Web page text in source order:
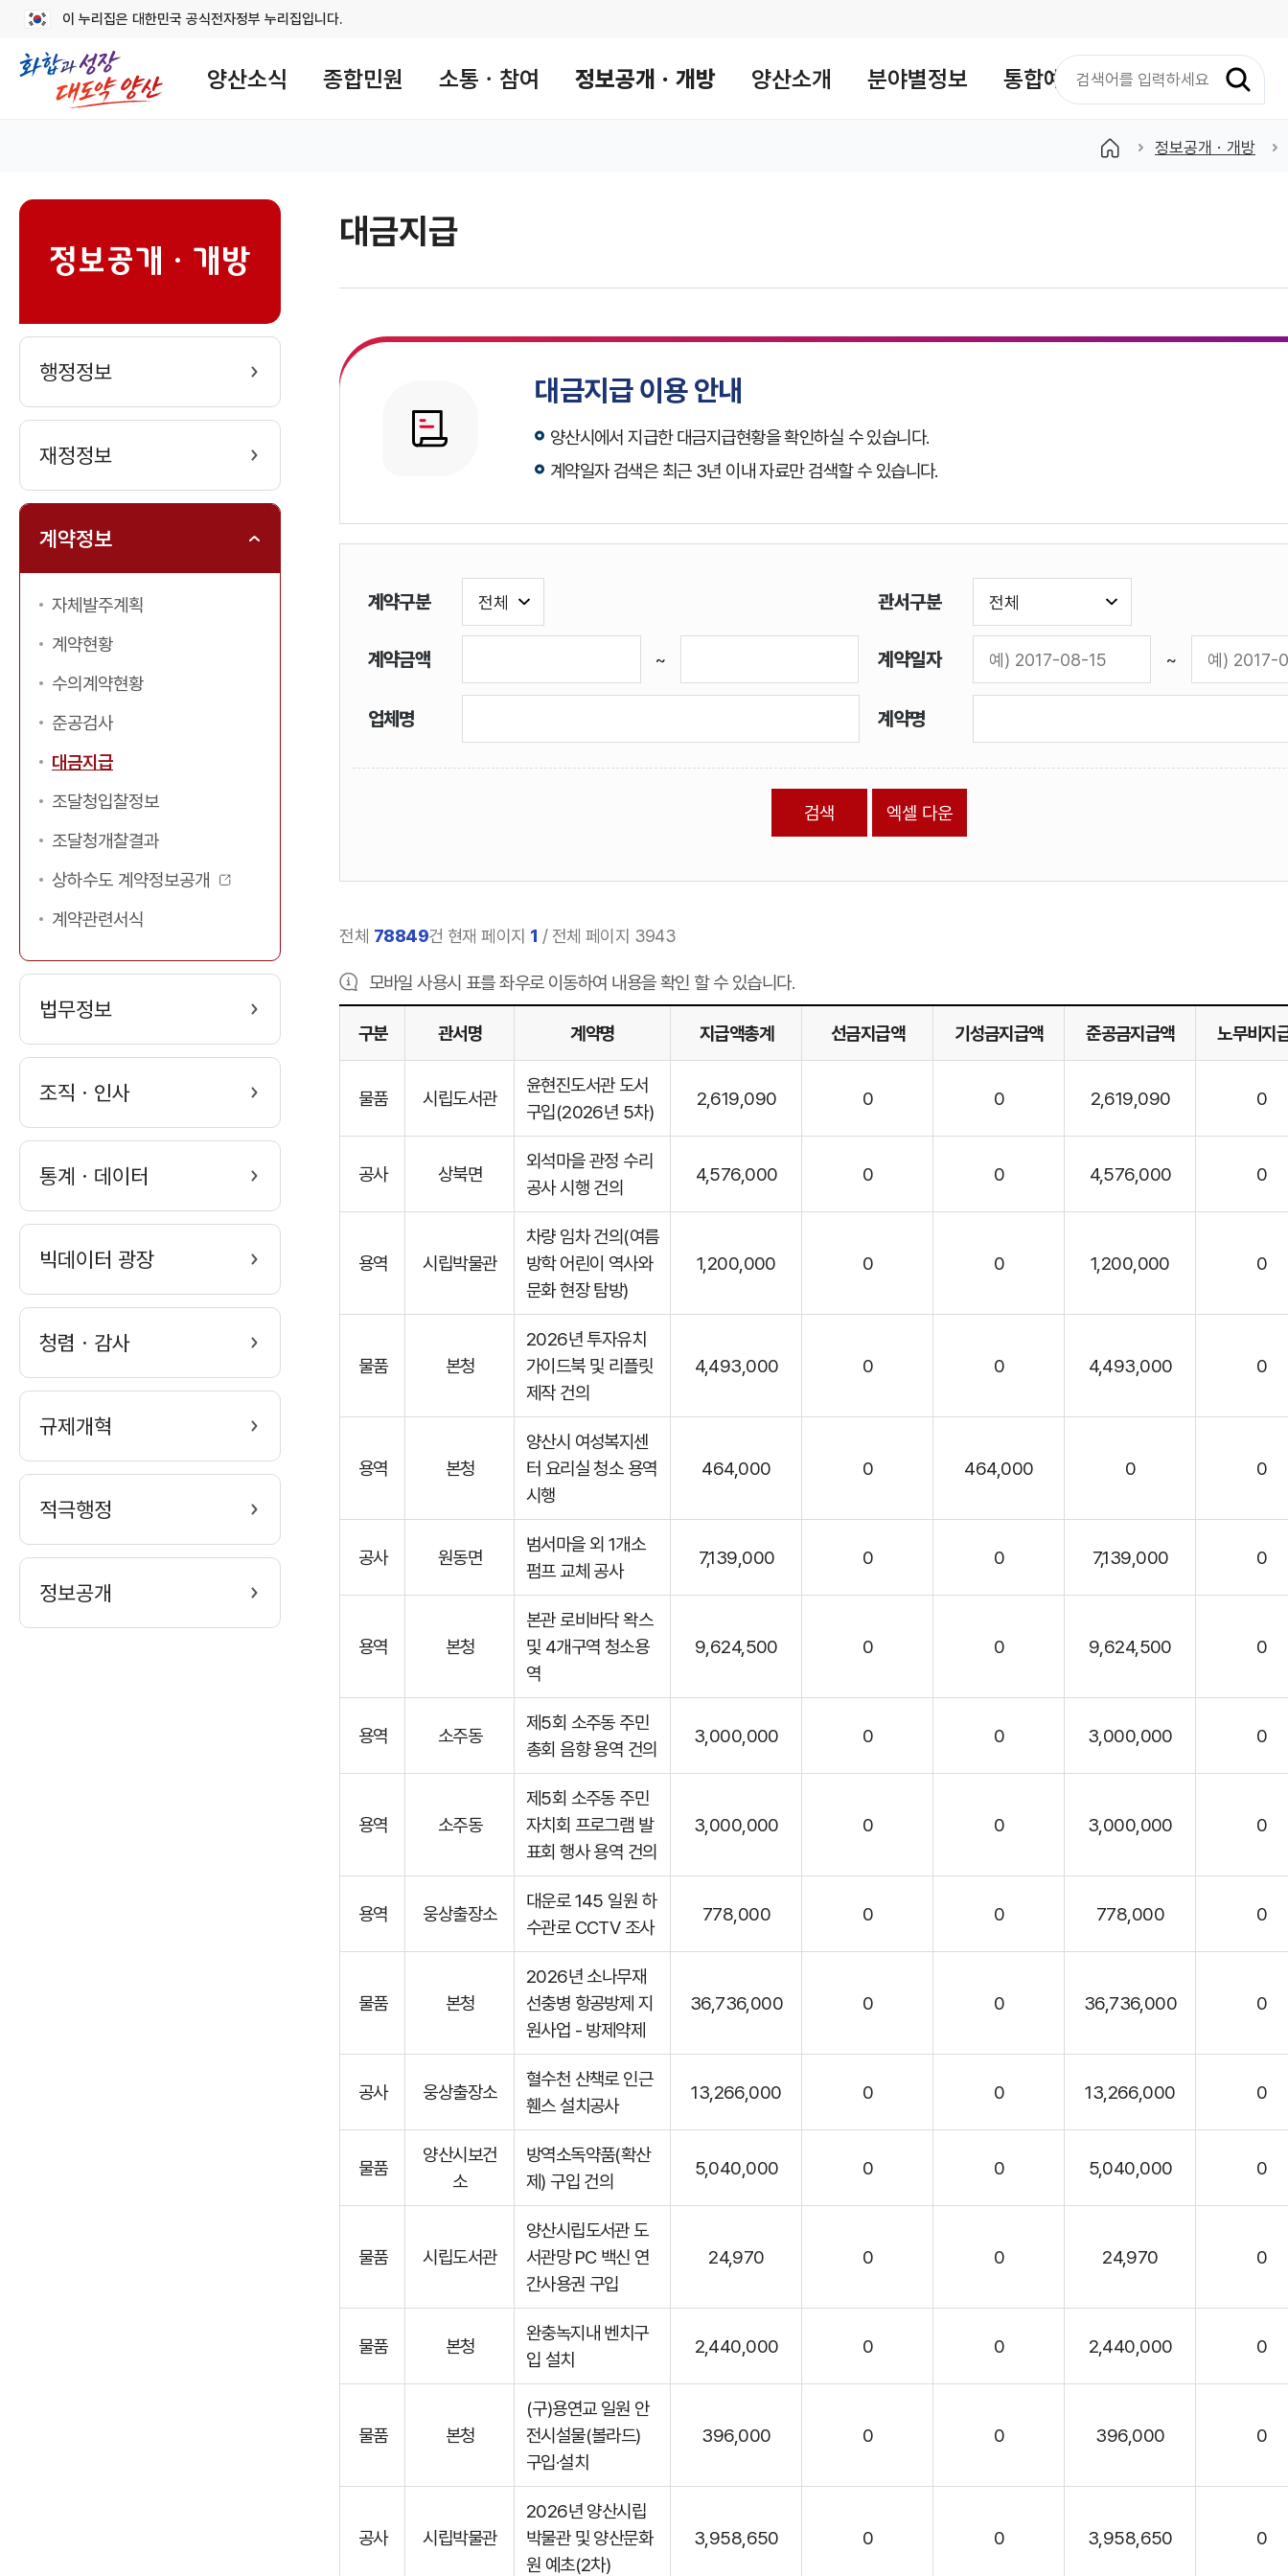
이 누리집은 대한민국 공식전자정부 누리집입니다.
양산소식 종합민원 소통ㆍ참여 정보공개ㆍ개방 양산소개 분야별정보 통합예약색
정보공개ㆍ개방
행정정보
재정정보
계약정보
자체발주계획
계약현황
수의계약현황
준공검사
대금지급
조달청입찰정보
조달청개찰결과
상하수도 계약정보공개
계약관련서식
법무정보
조직ㆍ인사
통계ㆍ데이터
빅데이터 광장
청렴ㆍ감사
규제개혁
적극행정
정보공개
대금지급
정보공개ㆍ개방
sns 공유 리스트 열기
본문 인쇄
대금지급 이용 안내
양산시에서 지급한 대금지급현황을 확인하실 수 있습니다.
계약일자 검색은 최근 3년 이내 자료만 검색할 수 있습니다.
계약구분 관서구분
계약금액 ~
계
약
최
대
금
액
입
력
계약일자 ~
계
약
자
일
택/
업체명
업
체
계약명
계
약
명
전체 78849건 현재 페이지 1 / 전체 페이지 3943
모바일 사용시 표를 좌우로 이동하여 내용을 확인 할 수 있습니다.
지
을
서
급
금
액,
비
계
일
구분 관서명 계약명 지급액총계 선금지급액 기성금지급액 준공금지급액 노무비지
물품 시립도서관
윤현진도서관 도서
구입(2026년 5차)
2,619,090 0 0 2,619,090 0
공사 상북면
외석마을 관정 수리
공사 시행 건의
4,576,000 0 0 4,576,000 0
용역 시립박물관
차량 임차 건의(여름
방학 어린이 역사와
문화 현장 탐방)
1,200,000 0 0 1,200,000 0
물품 본청
2026년 투자유치
가이드북 및 리플릿
제작 건의
4,493,000 0 0 4,493,000 0
용역 본청
양산시 여성복지센
터 요리실 청소 용역
시행
464,000 0 464,000 0 0
공사 원동면
범서마을 외 1개소
펌프 교체 공사
7,139,000 0 0 7,139,000 0
용역 본청
본관 로비바닥 왁스
및 4개구역 청소용
역
9,624,500 0 0 9,624,500 0
용역 소주동
제5회 소주동 주민
총회 음향 용역 건의
3,000,000 0 0 3,000,000 0
용역 소주동
제5회 소주동 주민
자치회 프로그램 발
표회 행사 용역 건의
3,000,000 0 0 3,000,000 0
용역 웅상출장소
대운로 145 일원 하
수관로 CCTV 조사
778,000 0 0 778,000 0
물품 본청
2026년 소나무재
선충병 항공방제 지
원사업 - 방제약제
36,736,000 0 0 36,736,000 0
공사 웅상출장소
혈수천 산책로 인근
휀스 설치공사
13,266,000 0 0 13,266,000 0
물품
양산시보건
소
방역소독약품(확산
제) 구입 건의
5,040,000 0 0 5,040,000 0
물품 시립도서관
양산시립도서관 도
서관망 PC 백신 연
간사용권 구입
24,970 0 0 24,970 0
물품 본청
완충녹지내 벤치구
입 설치
2,440,000 0 0 2,440,000 0
물품 본청
(구)용연교 일원 안
전시설물(볼라드)
구입·설치
396,000 0 0 396,000 0
공사 시립박물관
2026년 양산시립
박물관 및 양산문화
원 예초(2차)
3,958,650 0 0 3,958,650 0